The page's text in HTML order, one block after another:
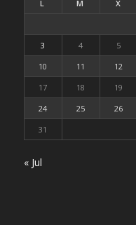
L M X
3
4 5
10
11 12
17
18 19
24
25 26
31
« Jul